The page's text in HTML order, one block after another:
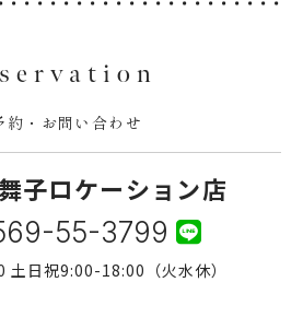
約・お問い合わせ
子ロケーション店
55-3799
日祝9:00-18:00（火水休）